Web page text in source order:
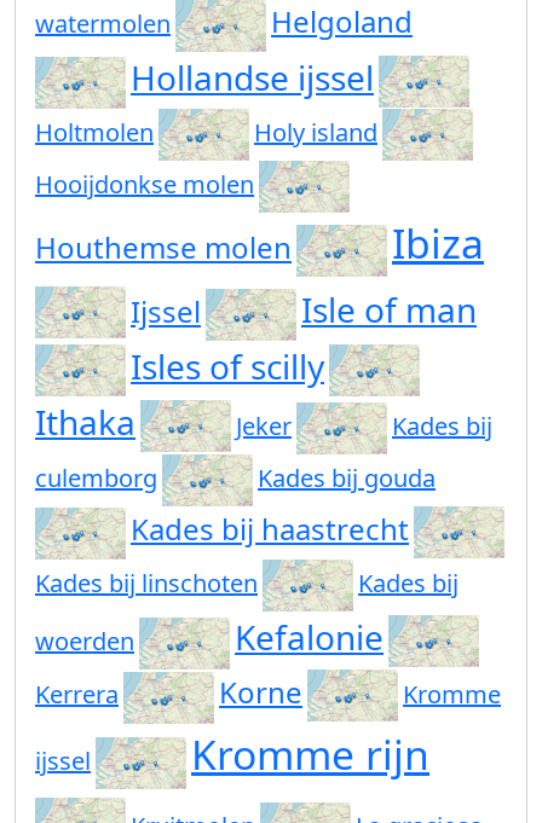
watermolen
Helgoland
Hollandse ijssel
Holtmolen
Holy island
Hooijdonkse molen
Houthemse molen Ibiza
Ijssel
Isle of man
Isles of scilly
Ithaka
Jeker
Kades bij
culemborg
Kades bij gouda
Kades bij haastrecht
Kades bij linschoten
Kades bij
woerden
Kefalonie
Kerrera Korne Kromme
ijssel Kromme rijn